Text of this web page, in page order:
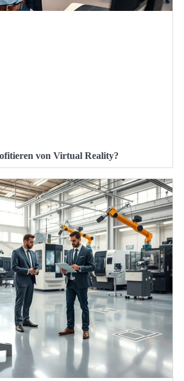
von Virtual Reality?